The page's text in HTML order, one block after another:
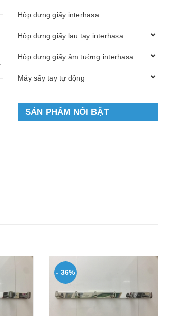
Hộp đựng giấy interhasa
Hộp đựng giấy lau tay interhasa
Hộp đựng giấy âm tường interhasa
Máy sấy tay tự động
SẢN PHẨM NỔI BẬT
- 36%